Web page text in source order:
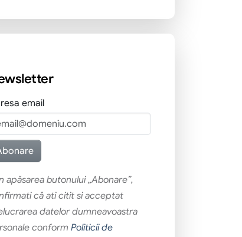
email
apăsarea butonului „Abonare”,
că ati citit si acceptat
datelor dumneavoastra
conform Politicii de